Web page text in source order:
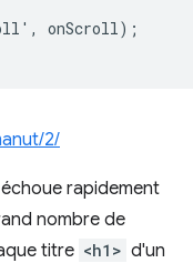
onScroll);
2/
rapidement
nombre de
titre <h1> d'un